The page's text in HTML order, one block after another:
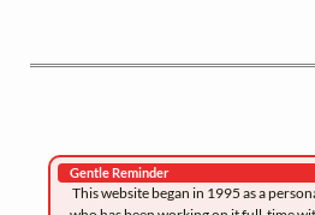
Gentle Reminder
This website began in 1995 as a